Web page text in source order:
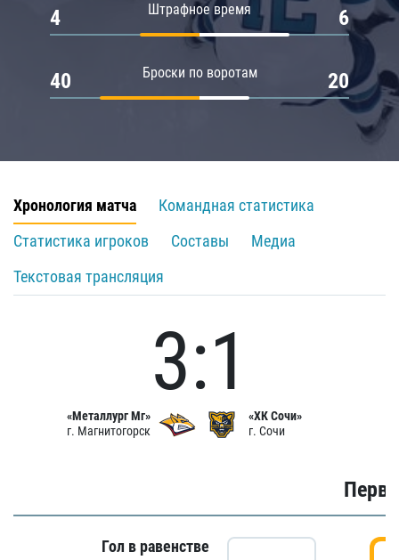
Штрафное время
4 6
Броски по воротам
40 20
Хронология матча
Командная статистика
Статистика игроков
Составы
Медиа
Текстовая трансляция
«Металлург Мг»
г. Магнитогорск
3:1
«ХК Сочи»
г. Сочи
Гол в равенстве